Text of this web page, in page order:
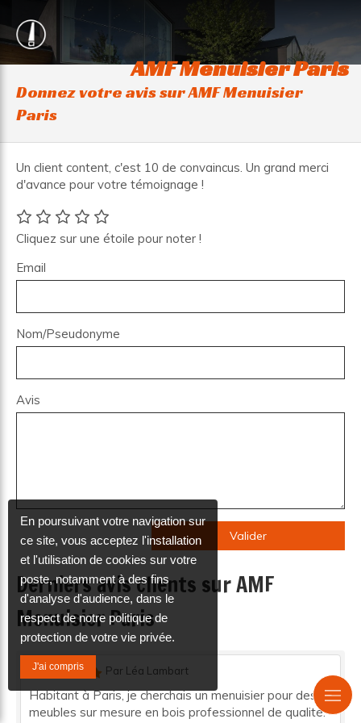
AMF Menuisier Paris
Donnez votre avis sur AMF Menuisier
Paris
Un client content, c'est 10 de convaincus. Un grand merci
d'avance pour votre témoignage !
Cliquez sur une étoile pour noter !
Email
Nom/Pseudonyme
Avis
Valider
Derniers avis clients sur AMF
Menuisier Paris
Par Léa Lambart
Habitant à Paris, je cherchais un menuisier pour des
meubles sur mesure en bois professionnel de qualité.
En poursuivant votre navigation sur
ce site, vous acceptez l'installation
et l'utilisation de cookies sur votre
poste, notamment à des fins
d'analyse d'audience, dans le
respect de notre politique de
protection de votre vie privée.
J'ai compris